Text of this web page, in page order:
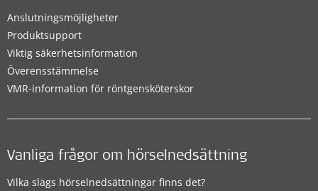
Anslutningsmöjligheter
Produktsupport
Viktig säkerhetsinformation
Överensstämmelse
VMR-information för röntgensköterskor
Vanliga frågor om hörselnedsättning
Vilka slags hörselnedsättningar finns det?